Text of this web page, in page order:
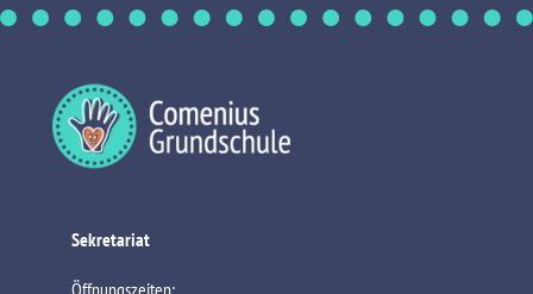
Sekretariat
Öffnungszeiten: